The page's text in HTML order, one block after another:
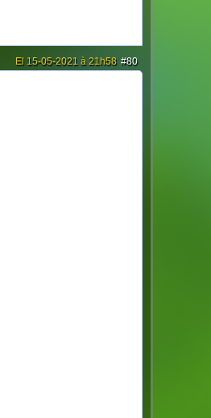
#80
El 15-05-2021 à 21h58